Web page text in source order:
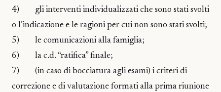
4) gli interventi individualizzati che sono stati svolti
o l’indicazione e le ragioni per cui non sono stati svolti;
5) le comunicazioni alla famiglia;
6) la c.d. “ratifica” finale;
7) (in caso di bocciatura agli esami) i criteri di
correzione e di valutazione formati alla prima riunione